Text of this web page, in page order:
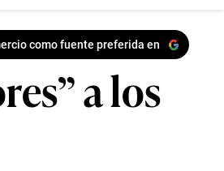
como fuente preferida en
a los